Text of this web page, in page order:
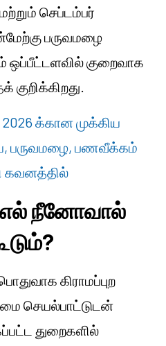
செப்டம்பர்
பருவமழை
குறைவாக
க்கான முக்கிய
பருவமழை, பணவீக்கம்
கவனத்தில்
நீனோவால்
கிராமப்புற
செயல்பாட்டுடன்
துறைகளில்